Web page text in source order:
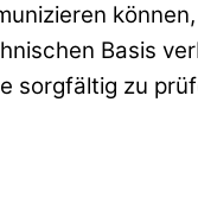
Basis
sorgfältig zu